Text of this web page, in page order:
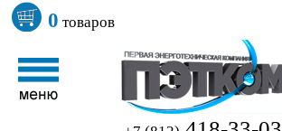
0 товаров